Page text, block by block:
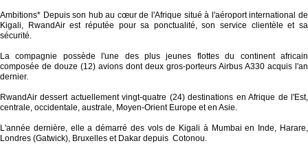
Ambitions* Depuis son hub au cœur de l'Afrique situé à l'aéroport international de
Kigali, RwandAir est réputée pour sa ponctualité, son service clientèle et sa
sécurité.
La compagnie possède l'une des plus jeunes flottes du continent africain
composée de douze (12) avions dont deux gros-porteurs Airbus A330 acquis l'an
dernier.
RwandAir dessert actuellement vingt-quatre (24) destinations en Afrique de l'Est,
centrale, occidentale, australe, Moyen-Orient Europe et en Asie.
L'année dernière, elle a démarré des vols de Kigali à Mumbai en Inde, Harare,
Londres (Gatwick), Bruxelles et Dakar depuis Cotonou.